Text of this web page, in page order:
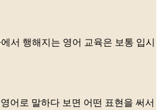
서 행해지는 영어 교육은 보통 입시
어로 말하다 보면 어떤 표현을 써서